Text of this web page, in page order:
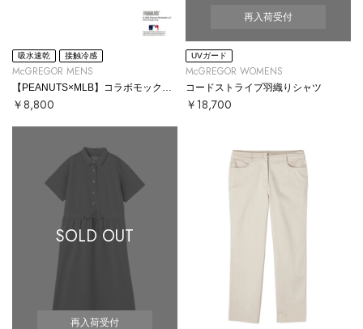
吸水速乾 接触冷感
McGREGOR MENS
￥8,800
再入荷受付
UVガード
McGREGOR WOMENS
コードストライプ羽織りシャツ
￥18,700
SOLD OUT
再入荷受付